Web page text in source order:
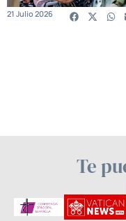
21 Julio 2026
Te